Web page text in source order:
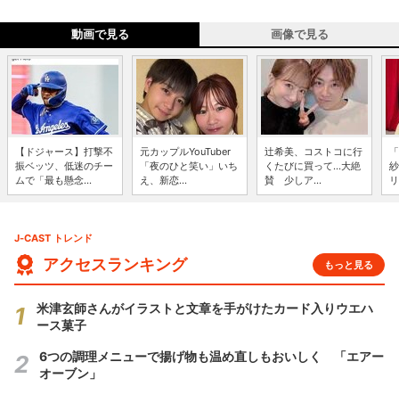
動画で見る 画像で見る
【ドジャース】打撃不
振ベッツ、低迷のチー
ムで「最も懸念...
元カップルYouTuber
「夜のひと笑い」いち
え、新恋...
辻希美、コストコに行
くたびに買って...大絶
賛 少しア...
J-CAST トレンド
アクセスランキング もっと見る
米津玄師さんがイラストと文章を手がけたカード入りウエハ
ース菓子
6つの調理メニューで揚げ物も温め直しもおいしく 「エアー
オーブン」